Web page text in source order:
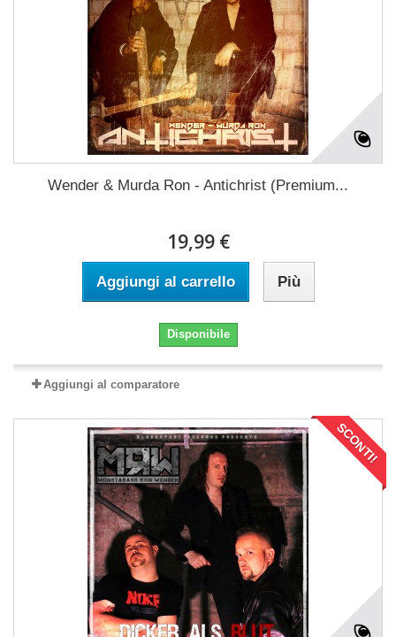
Wender & Murda Ron - Antichrist (Premium...
19,99 €
Aggiungi al carrello Più
Disponibile
Aggiungi al comparatore
SCONTI!